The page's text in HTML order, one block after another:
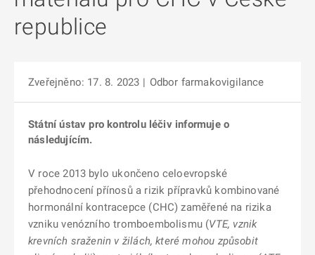
republice
Zveřejněno: 17. 8. 2023 | Odbor farmakovigilance
Státní ústav pro kontrolu léčiv informuje o
následujícím.
V roce 2013 bylo ukončeno celoevropské
přehodnocení přínosů a rizik přípravků kombinované
hormonální kontracepce (CHC) zaměřené na rizika
vzniku venózního tromboembolismu (VTE, vznik
krevních sraženin v žilách, které mohou způsobit